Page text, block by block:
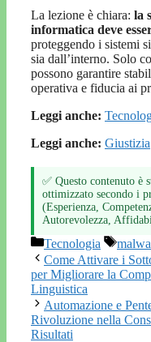
La lezione è chiara: la
informatica deve
proteggendo i sistemi
sia dall’interno. Solo
possono garantire
operativa e fiducia ai
Leggi anche:
Leggi anche: Giustizia
✅ Questo contenuto è
ottimizzato secondo i
(Esperienza,
Autorevolezza,
Categorie
Tecnologia Tag
Come Attivare i
per Migliorare la
Linguistica
Automazione e
Rivoluzione nella
Risultati